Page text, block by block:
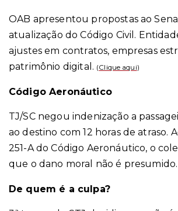
OAB apresentou propostas ao
atualização do Código Civil.
ajustes em contratos, empresas
patrimônio digital. (Clique aqui)
Código Aeronáutico
TJ/SC negou indenização a
ao destino com 12 horas de atraso.
251-A do Código Aeronáutico, o
que o dano moral não é presumido.
De quem é a culpa?